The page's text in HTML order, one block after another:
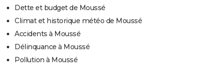
Dette et budget de Moussé
Climat et historique météo de Moussé
Accidents à Moussé
Délinquance à Moussé
Pollution à Moussé